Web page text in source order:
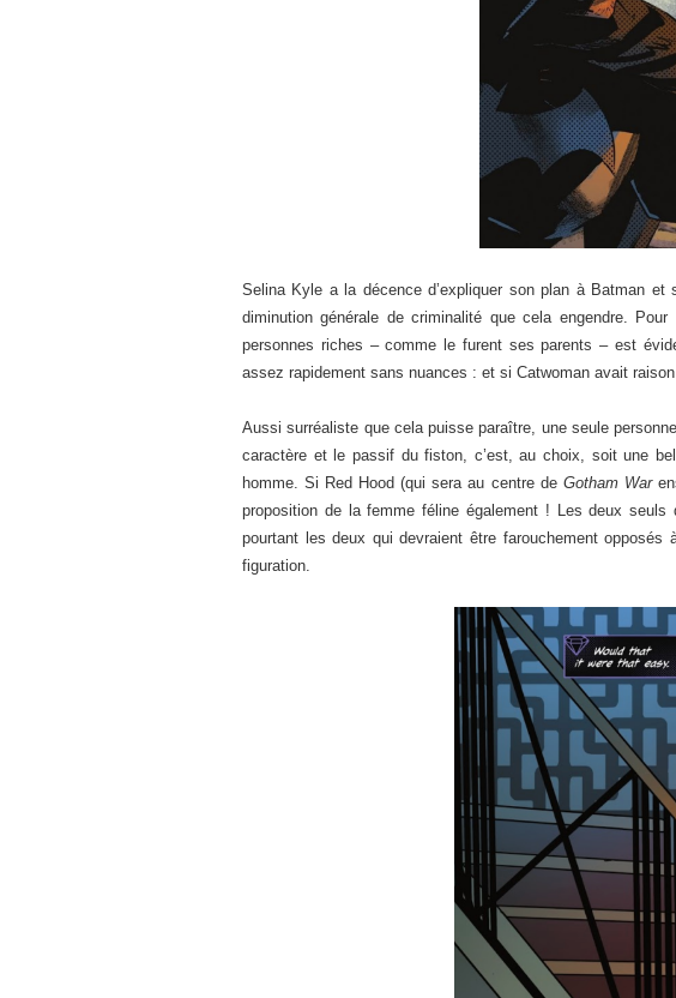
Selina Kyle a la décence d’expliquer son plan à Batman
diminution générale de criminalité que cela engendre.
personnes riches – comme le furent ses parents – est
assez rapidement sans nuances : et si Catwoman avait
Aussi surréaliste que cela puisse paraître, une seule
caractère et le passif du fiston, c’est, au choix, soit une
homme. Si Red Hood (qui sera au centre de Gotham War
proposition de la femme féline également ! Les deux
pourtant les deux qui devraient être farouchement
figuration.